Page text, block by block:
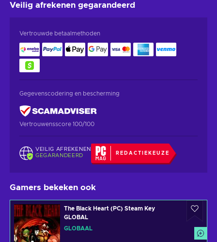
Veilig afrekenen gegarandeerd
Vertrouwde betaalmethoden
Gegevenscodering en bescherming
Vertrouwensscore 100/100
VEILIG AFREKENEN
GEGARANDEERD
REDACTIEKEUZE
Gamers bekeken ook
The Black Heart (PC) Steam Key
GLOBAL
GLOBAAL